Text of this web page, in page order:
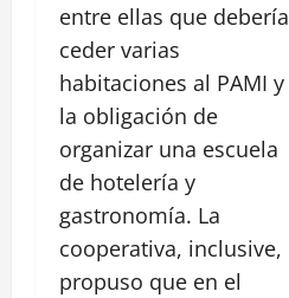
entre ellas que debería
ceder varias
habitaciones al PAMI y
la obligación de
organizar una escuela
de hotelería y
gastronomía. La
cooperativa, inclusive,
propuso que en el